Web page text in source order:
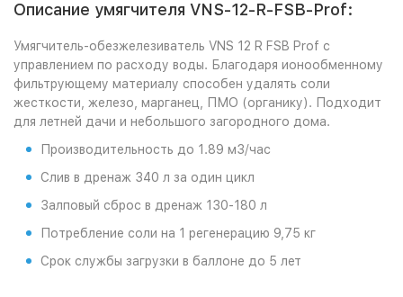
Описание умягчителя VNS-12-R-FSB-Prof:
Умягчитель-обезжелезиватель VNS 12 R FSB Prof с
управлением по расходу воды. Благодаря ионообменному
фильтрующему материалу способен удалять соли
жесткости, железо, марганец, ПМО (органику). Подходит
для летней дачи и небольшого загородного дома.
Производительность до 1.89 м3/час
Слив в дренаж 340 л за один цикл
Залповый сброс в дренаж 130-180 л
Потребление соли на 1 регенерацию 9,75 кг
Срок службы загрузки в баллоне до 5 лет